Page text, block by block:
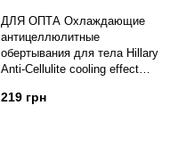
ДЛЯ ОПТА Охлаждающие
антицеллюлитные
обертывания для тела Hillary
Anti-Cellulite cooling effect
219 грн